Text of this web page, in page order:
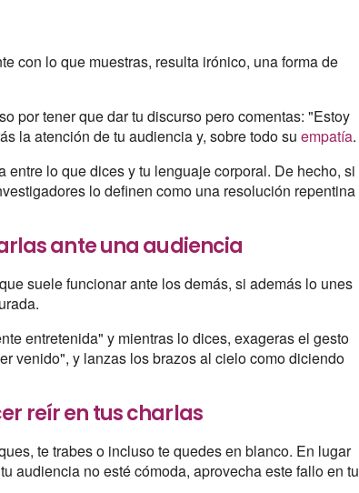
con lo que muestras, resulta irónico, una forma de
por tener que dar tu discurso pero comentas: "Estoy
la atención de tu audiencia y, sobre todo suempatía.
lo que dices y tu lenguaje corporal. De hecho, si
lo definen como una resolución repentina
ante una audiencia
suele funcionar ante los demás, si además lo unes
entretenida" y mientras lo dices, exageras el gesto
venido", y lanzas los brazos al cielo como diciendo
reír en tus charlas
te trabes o incluso te quedes en blanco. En lugar
audiencia no esté cómoda, aprovecha este fallo en tu